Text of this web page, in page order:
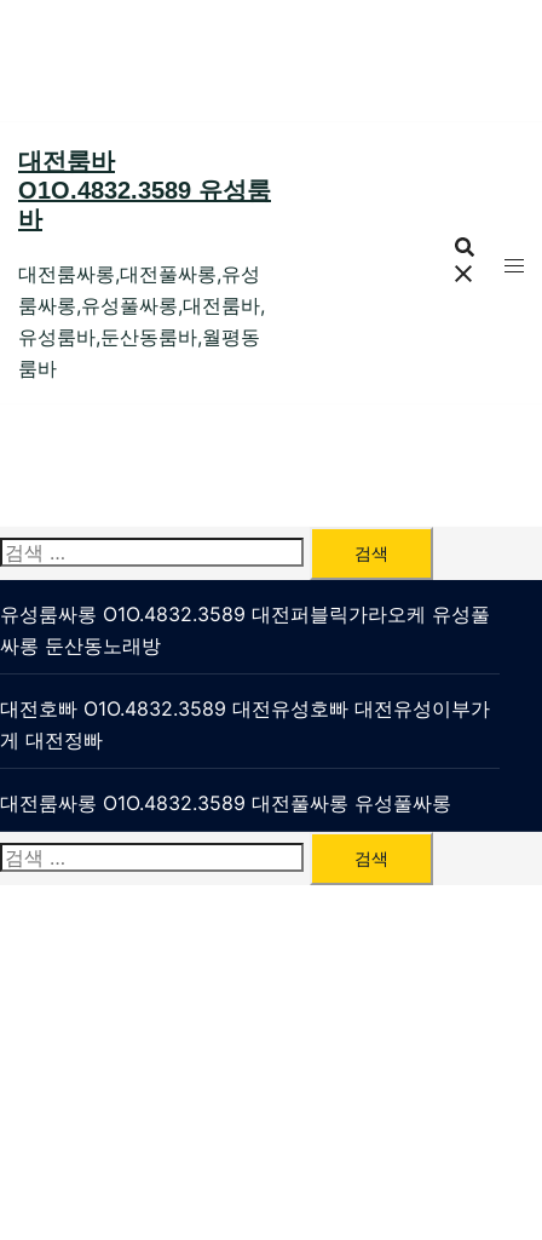
대전룸바
O1O.4832.3589 유성룸
바
대전룸싸롱,대전풀싸롱,유성
룸싸롱,유성풀싸롱,대전룸바,
유성룸바,둔산동룸바,월평동
룸바
검
색:
유성룸싸롱 O1O.4832.3589 대전퍼블릭가라오케 유성풀
싸롱 둔산동노래방
대전호빠 O1O.4832.3589 대전유성호빠 대전유성이부가
게 대전정빠
대전룸싸롱 O1O.4832.3589 대전풀싸롱 유성풀싸롱
검